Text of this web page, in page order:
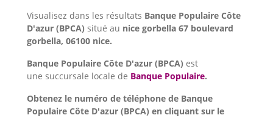
Visualisez dans les résultats Banque Populaire Côte
D'azur (BPCA) situé au nice gorbella 67 boulevard
gorbella, 06100 nice.
Banque Populaire Côte D'azur (BPCA) est
une succursale locale de Banque Populaire.
Obtenez le numéro de téléphone de Banque
Populaire Côte D'azur (BPCA) en cliquant sur le